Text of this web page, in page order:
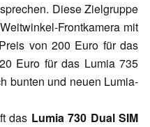
Diese Zielgruppe
Frontkamera mit
von 200 Euro für das
Euro für das Lumia 735
bunten und neuen Lumia-
das Lumia 730 Dual SIM